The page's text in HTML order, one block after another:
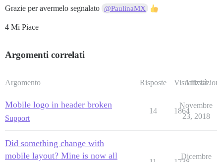
Grazie per avermelo segnalato @PaulinaMX
4 Mi Piace
Argomenti correlati
Argomento Risposte Visualizzazioni
Attività
Mobile logo in header broken
Support
14 1864
Novembre
23, 2018
Did something change with
mobile layout? Mine is now all
Dicembre